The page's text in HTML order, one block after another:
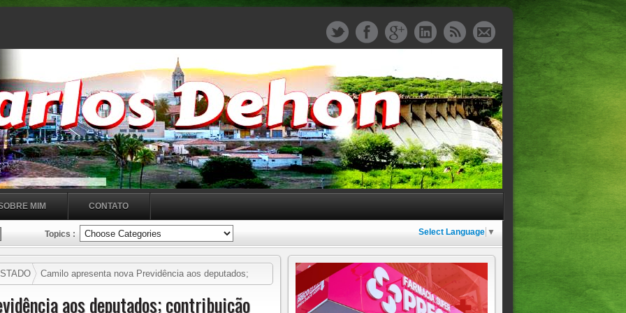
MIM CONTATO
Topics : Select Language ▼
Camilo apresenta nova Previdência aos deputados;
aos deputados; contribuição